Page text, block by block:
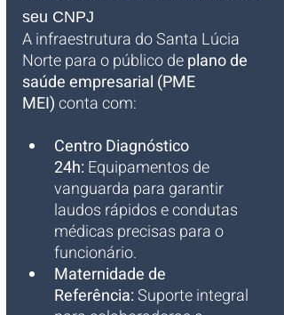
seu CNPJ
A infraestrutura do Santa Lúcia
Norte para o público de plano de
saúde empresarial (PME
MEI) conta com:
Centro Diagnóstico
24h: Equipamentos de
vanguarda para garantir
laudos rápidos e condutas
médicas precisas para o
funcionário.
Maternidade de
Referência: Suporte integral